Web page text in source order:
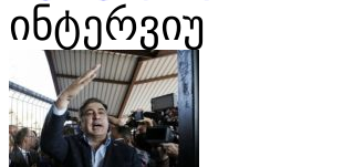
ინტერვიუ